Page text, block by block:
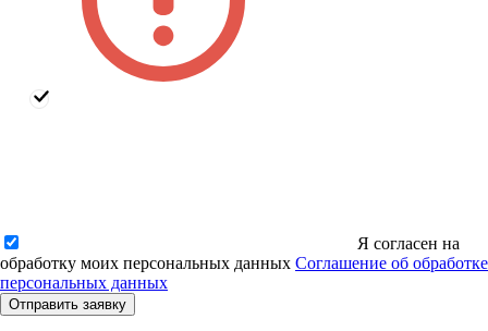
Я согласен на
обработку моих персональных данных Соглашение об обработке
персональных данных